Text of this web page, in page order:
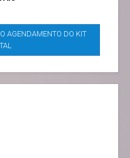
AGENDAMENTO DO KIT